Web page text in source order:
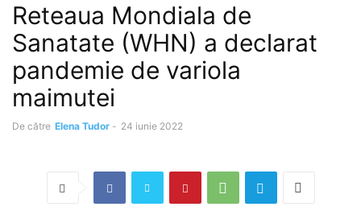
Reteaua Mondiala de
Sanatate (WHN) a declarat
pandemie de variola
maimutei
De către Elena Tudor - 24 iunie 2022